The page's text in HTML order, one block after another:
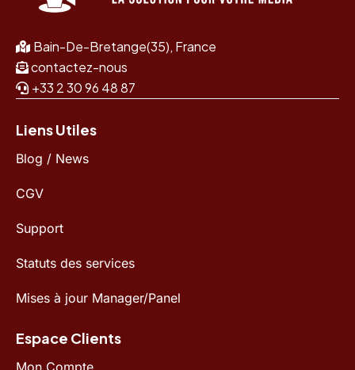
Bain-De-Bretange(35), France
contactez-nous
+33 2 30 96 48 87
Liens Utiles
Blog / News
CGV
Support
Statuts des services
Mises à jour Manager/Panel
Espace Clients
Mon Compte